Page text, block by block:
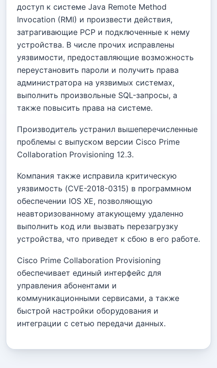
доступ к системе Java Remote Method
Invocation (RMI) и произвести действия,
затрагивающие PCP и подключенные к нему
устройства. В числе прочих исправлены
уязвимости, предоставляющие возможность
переустановить пароли и получить права
администратора на уязвимых системах,
выполнить произвольные SQL-запросы, а
также повысить права на системе.
Производитель устранил вышеперечисленные
проблемы с выпуском версии Cisco Prime
Collaboration Provisioning 12.3.
Компания также исправила критическую
уязвимость (CVE-2018-0315) в программном
обеспечении IOS XE, позволяющую
неавторизованному атакующему удаленно
выполнить код или вызвать перезагрузку
устройства, что приведет к сбою в его работе.
Cisco Prime Collaboration Provisioning
обеспечивает единый интерфейс для
управления абонентами и
коммуникационными сервисами, а также
быстрой настройки оборудования и
интеграции с сетью передачи данных.